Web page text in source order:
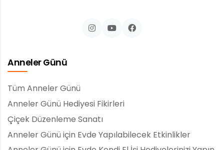
Anneler Günü
Tüm Anneler Günü
Anneler Günü Hediyesi Fikirleri
Çiçek Düzenleme Sanatı
Anneler Günü için Evde Yapılabilecek Etkinlikler